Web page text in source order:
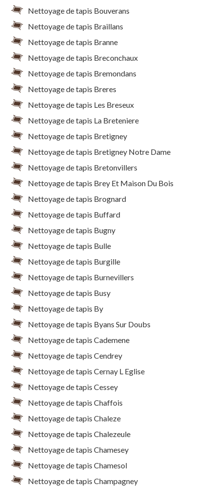
Nettoyage de tapis Bouverans
Nettoyage de tapis Braillans
Nettoyage de tapis Branne
Nettoyage de tapis Breconchaux
Nettoyage de tapis Bremondans
Nettoyage de tapis Breres
Nettoyage de tapis Les Breseux
Nettoyage de tapis La Breteniere
Nettoyage de tapis Bretigney
Nettoyage de tapis Bretigney Notre Dame
Nettoyage de tapis Bretonvillers
Nettoyage de tapis Brey Et Maison Du Bois
Nettoyage de tapis Brognard
Nettoyage de tapis Buffard
Nettoyage de tapis Bugny
Nettoyage de tapis Bulle
Nettoyage de tapis Burgille
Nettoyage de tapis Burnevillers
Nettoyage de tapis Busy
Nettoyage de tapis By
Nettoyage de tapis Byans Sur Doubs
Nettoyage de tapis Cademene
Nettoyage de tapis Cendrey
Nettoyage de tapis Cernay L Eglise
Nettoyage de tapis Cessey
Nettoyage de tapis Chaffois
Nettoyage de tapis Chaleze
Nettoyage de tapis Chalezeule
Nettoyage de tapis Chamesey
Nettoyage de tapis Chamesol
Nettoyage de tapis Champagney